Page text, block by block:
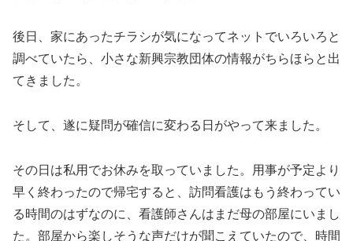
後日、家にあったチラシが気になってネットでいろいろと
調べていたら、小さな新興宗教団体の情報がちらほらと出
てきました。
そして、遂に疑問が確信に変わる日がやって来ました。
その日は私用でお休みを取っていました。用事が予定より
早く終わったので帰宅すると、訪問看護はもう終わってい
る時間のはずなのに、看護師さんはまだ母の部屋にいまし
た。部屋から楽しそうな声だけが聞こえていたので、時間